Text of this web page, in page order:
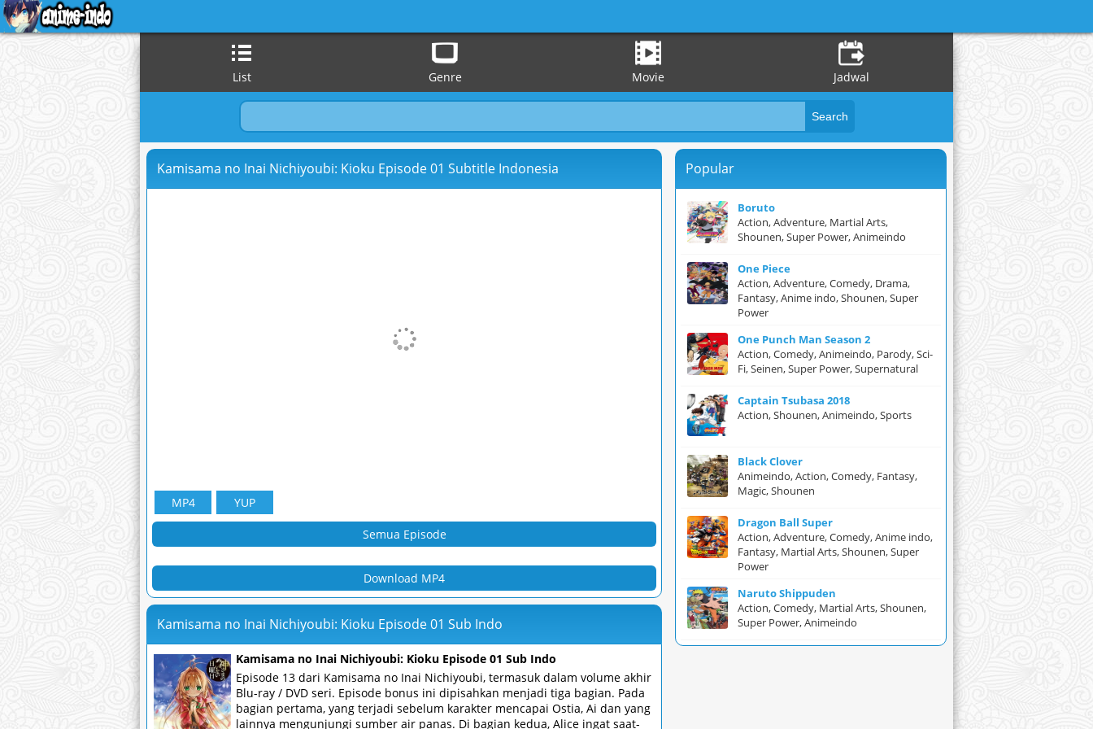
List Genre Movie Jadwal
Kamisama no Inai Nichiyoubi: Kioku Episode 01 Subtitle Indonesia
MP4 YUP
Semua Episode
Download MP4
Kamisama no Inai Nichiyoubi: Kioku Episode 01 Sub Indo
Kamisama no Inai Nichiyoubi: Kioku Episode 01 Sub Indo
Episode 13 dari Kamisama no Inai Nichiyoubi, termasuk dalam volume akhir
Blu-ray / DVD seri. Episode bonus ini dipisahkan menjadi tiga bagian. Pada
bagian pertama, yang terjadi sebelum karakter mencapai Ostia, Ai dan yang
lainnya mengunjungi sumber air panas. Di bagian kedua, Alice ingat saat-
Popular
Boruto
Action, Adventure, Martial Arts,
Shounen, Super Power, Animeindo
One Piece
Action, Adventure, Comedy, Drama,
Fantasy, Anime indo, Shounen, Super
Power
One Punch Man Season 2
Action, Comedy, Animeindo, Parody, Sci-
Fi, Seinen, Super Power, Supernatural
Captain Tsubasa 2018
Action, Shounen, Animeindo, Sports
Black Clover
Animeindo, Action, Comedy, Fantasy,
Magic, Shounen
Dragon Ball Super
Action, Adventure, Comedy, Anime indo,
Fantasy, Martial Arts, Shounen, Super
Power
Naruto Shippuden
Action, Comedy, Martial Arts, Shounen,
Super Power, Animeindo